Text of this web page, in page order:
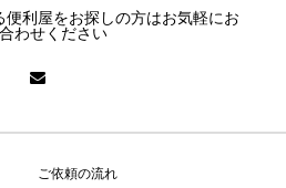
便利屋をお探しの方はお気軽にお
わせください
ご依頼の流れ